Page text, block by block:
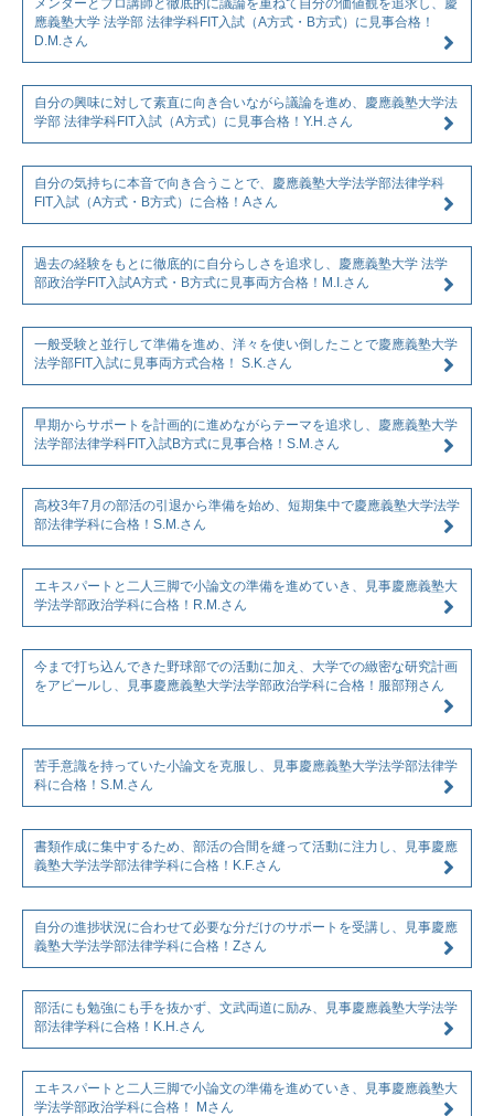
メンターとプロ講師と徹底的に議論を重ねて自分の価値観を追求し、慶
應義塾大学 法学部 法律学科FIT入試（A方式・B方式）に見事合格！
D.M.さん
自分の興味に対して素直に向き合いながら議論を進め、慶應義塾大学法
学部 法律学科FIT入試（A方式）に見事合格！Y.H.さん
自分の気持ちに本音で向き合うことで、慶應義塾大学法学部法律学科
FIT入試（A方式・B方式）に合格！Aさん
過去の経験をもとに徹底的に自分らしさを追求し、慶應義塾大学 法学
部政治学FIT入試A方式・B方式に見事両方合格！M.I.さん
一般受験と並行して準備を進め、洋々を使い倒したことで慶應義塾大学
法学部FIT入試に見事両方式合格！ S.K.さん
早期からサポートを計画的に進めながらテーマを追求し、慶應義塾大学
法学部法律学科FIT入試B方式に見事合格！S.M.さん
高校3年7月の部活の引退から準備を始め、短期集中で慶應義塾大学法学
部法律学科に合格！S.M.さん
エキスパートと二人三脚で小論文の準備を進めていき、見事慶應義塾大
学法学部政治学科に合格！R.M.さん
今まで打ち込んできた野球部での活動に加え、大学での緻密な研究計画
をアピールし、見事慶應義塾大学法学部政治学科に合格！服部翔さん
苦手意識を持っていた小論文を克服し、見事慶應義塾大学法学部法律学
科に合格！S.M.さん
書類作成に集中するため、部活の合間を縫って活動に注力し、見事慶應
義塾大学法学部法律学科に合格！K.F.さん
自分の進捗状況に合わせて必要な分だけのサポートを受講し、見事慶應
義塾大学法学部法律学科に合格！Zさん
部活にも勉強にも手を抜かず、文武両道に励み、見事慶應義塾大学法学
部法律学科に合格！K.H.さん
エキスパートと二人三脚で小論文の準備を進めていき、見事慶應義塾大
学法学部政治学科に合格！ Mさん